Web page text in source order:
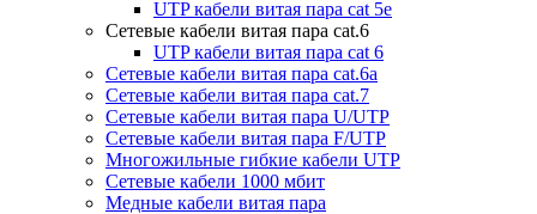
UTP кабели витая пара cat 5e
Сетевые кабели витая пара cat.6
UTP кабели витая пара cat 6
Сетевые кабели витая пара cat.6a
Сетевые кабели витая пара cat.7
Сетевые кабели витая пара U/UTP
Сетевые кабели витая пара F/UTP
Многожильные гибкие кабели UTP
Сетевые кабели 1000 мбит
Медные кабели витая пара